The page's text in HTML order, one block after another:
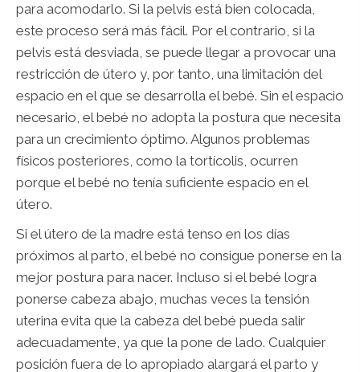
para acomodarlo. Si la pelvis está bien colocada,
este proceso será más fácil. Por el contrario, si la
pelvis está desviada, se puede llegar a provocar una
restricción de útero y, por tanto, una limitación del
espacio en el que se desarrolla el bebé. Sin el espacio
necesario, el bebé no adopta la postura que necesita
para un crecimiento óptimo. Algunos problemas
físicos posteriores, como la tortícolis, ocurren
porque el bebé no tenía suficiente espacio en el
útero.
Si el útero de la madre está tenso en los días
próximos al parto, el bebé no consigue ponerse en la
mejor postura para nacer. Incluso si el bebé logra
ponerse cabeza abajo, muchas veces la tensión
uterina evita que la cabeza del bebé pueda salir
adecuadamente, ya que la pone de lado. Cualquier
posición fuera de lo apropiado alargará el parto y